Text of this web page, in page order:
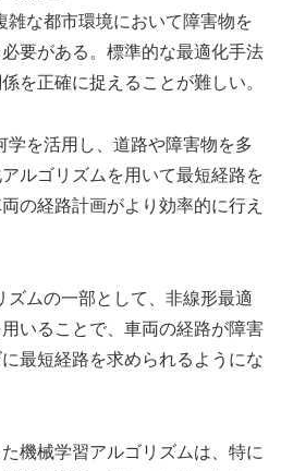
雑な都市環境において障害物を
要がある。標準的な最適化手法
を正確に捉えることが難しい。
学を活用し、道路や障害物を多
ルゴリズムを用いて最短経路を
の経路計画がより効率的に行え
ズムの一部として、非線形最適
いることで、車両の経路が障害
最短経路を求められるようにな
機械学習アルゴリズムは、特に